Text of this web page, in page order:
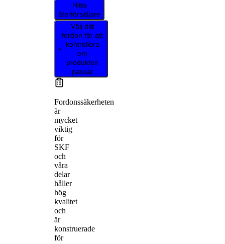
Hitta
återförsäljare
Välj ditt
fordon för att
kontrollera
om
produkten
passar
Fordonssäkerheten
är
mycket
viktig
för
SKF
och
våra
delar
håller
hög
kvalitet
och
är
konstruerade
för